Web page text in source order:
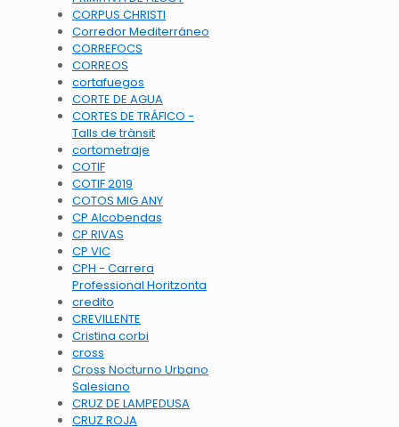
CORPUS CHRISTI
Corredor Mediterráneo
CORREFOCS
CORREOS
cortafuegos
CORTE DE AGUA
CORTES DE TRÁFICO -
Talls de trànsit
cortometraje
COTIF
COTIF 2019
COTOS MIG ANY
CP Alcobendas
CP RIVAS
CP VIC
CPH - Carrera
Professional Horitzonta
credito
CREVILLENTE
Cristina corbi
cross
Cross Nocturno Urbano
Salesiano
CRUZ DE LAMPEDUSA
CRUZ ROJA